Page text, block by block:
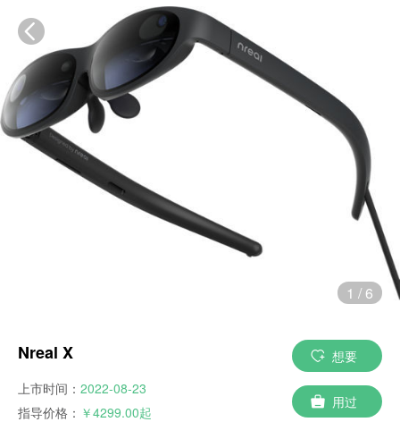
1 /6
Nreal X
上市时间： 2022-08-23
指导价格： ￥4299.00起
想要
用过